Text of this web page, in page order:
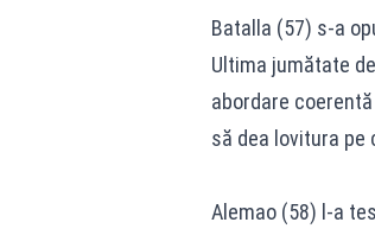
Batalla (57) s-a
Ultima jumătate
abordare
să dea lovitura pe
Alemao (58) l-a